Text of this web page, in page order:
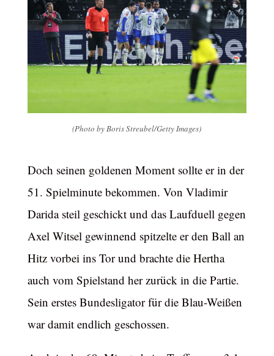
(Photo by Boris Streubel/Getty Images)
Doch seinen goldenen Moment sollte er in der
51. Spielminute bekommen. Von Vladimir
Darida steil geschickt und das Laufduell gegen
Axel Witsel gewinnend spitzelte er den Ball an
Hitz vorbei ins Tor und brachte die Hertha
auch vom Spielstand her zurück in die Partie.
Sein erstes Bundesligator für die Blau-Weißen
war damit endlich geschossen.